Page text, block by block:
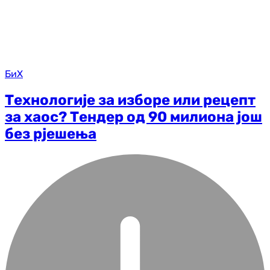
БиХ
Технологије за изборе или рецепт
за хаос? Тендер од 90 милиона још
без рјешења